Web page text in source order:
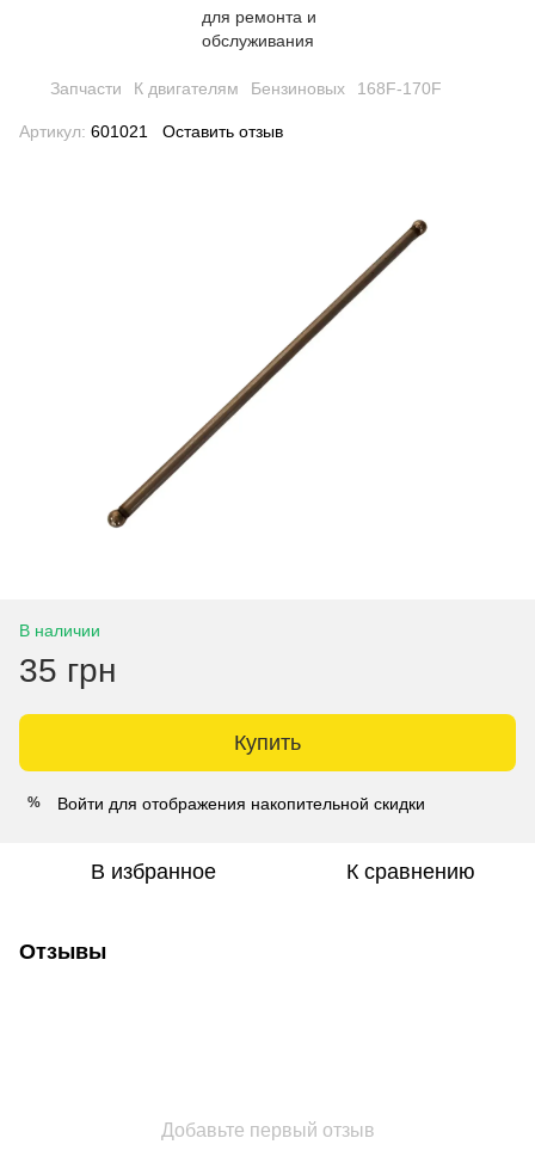
Запчасти К двигателям Бензиновых 168F-170F
Артикул: 601021 Оставить отзыв
В наличии
35 грн
Купить
% Войти для отображения накопительной скидки
В избранное К сравнению
Отзывы
Добавьте первый отзыв